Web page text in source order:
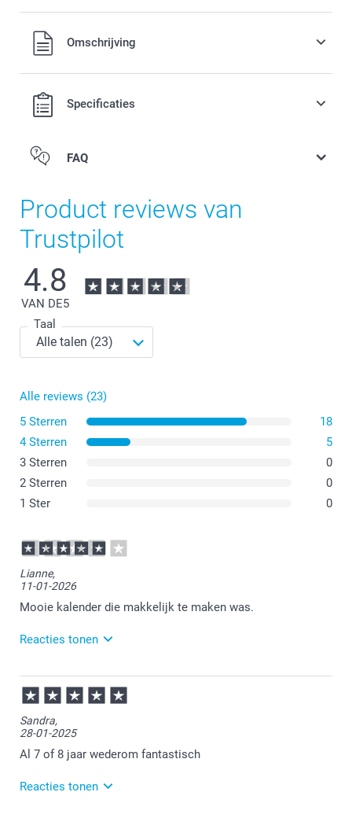
Alle prijzen zijn in EURO (€) inclusief BTW en exclusief
verzendkosten.Omschrijving
Specificaties
FAQ
Product reviews van
Trustpilot
4.8
VAN DE5
Taal
Alle reviews (23)
5 Sterren
18
4 Sterren
5
3 Sterren
0
2 Sterren
0
1 Ster
0
Lianne,
11-01-2026
Mooie kalender die makkelijk te maken was.
Reacties tonen
12-01-2026
11:21
Dat is goed om te lezen.
Veel plezier van de kalender.
Sandra,
28-01-2025
Al 7 of 8 jaar wederom fantastisch
Reacties tonen